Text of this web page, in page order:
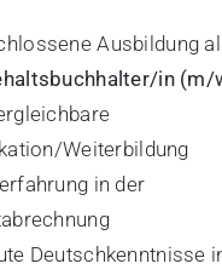
Ausbildung
in (m/
Weiterbildung
in der
Deutschkenntnisse